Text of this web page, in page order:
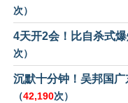
次）
4天开2会！比自杀式
次）
沉默十分钟！吴邦国
（42,190次）